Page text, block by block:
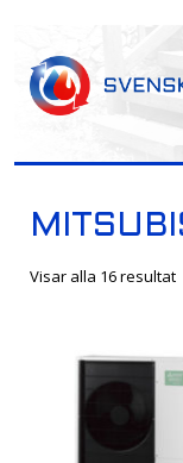
Visar alla 16 resultat